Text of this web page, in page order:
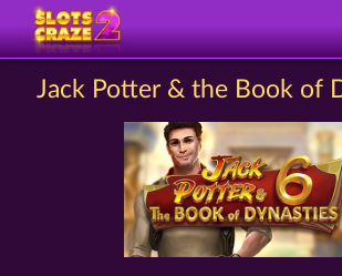
Jack Potter & the Book of